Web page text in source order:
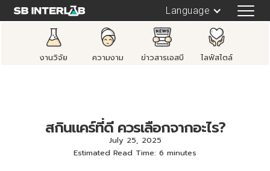
Language
งานวิจัย ความงาม ข่าวสารเอสบี ไลฟ์สไตล์
สกินแคร์ที่ดี ควรเลือกจากอะไร?
July 25, 2025
Estimated Read Time: 6 minutes